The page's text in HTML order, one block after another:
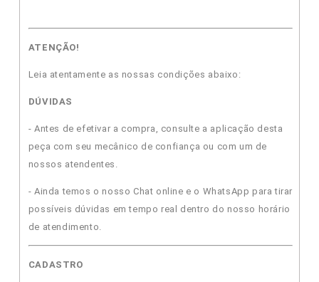
ATENÇÃO!
Leia atentamente as nossas condições abaixo:
DÚVIDAS
- Antes de efetivar a compra, consulte a aplicação desta
peça com seu mecânico de confiança ou com um de
nossos atendentes.
- Ainda temos o nosso Chat online e o WhatsApp para tirar
possíveis dúvidas em tempo real dentro do nosso horário
de atendimento.
CADASTRO